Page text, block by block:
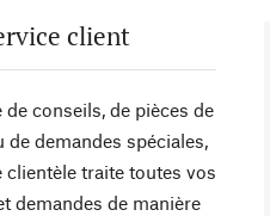
client
de conseils, de pièces de
de demandes spéciales,
clientèle traite toutes vos
demandes de manière